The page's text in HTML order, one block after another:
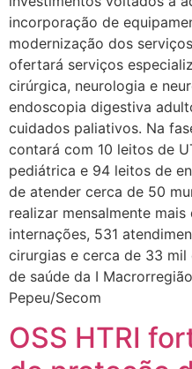
incorporação de
modernização dos
ofertará serviços
cirúrgica, neurologia e
endoscopia digestiva
cuidados paliativos. Na
contará com 10 leitos de
pediátrica e 94 leitos de
de atender cerca de 50
realizar mensalmente mais
internações, 531
cirurgias e cerca de 33
de saúde da I
Pepeu/Secom
OSS HTRI